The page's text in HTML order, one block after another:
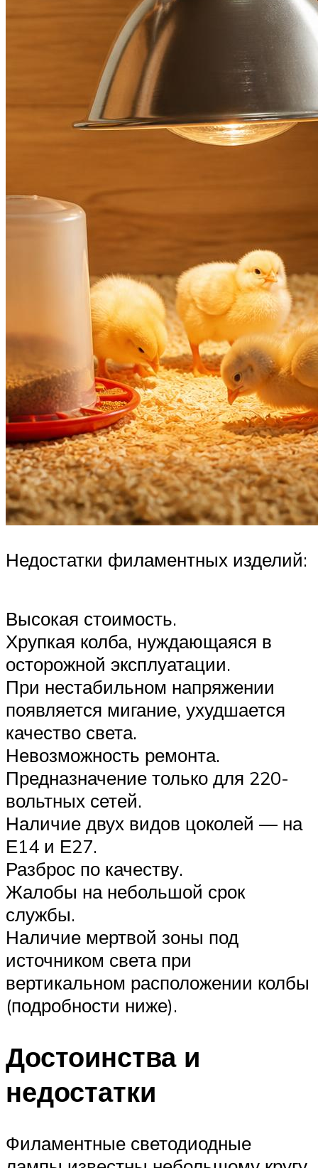
Недостатки филаментных изделий:
Высокая стоимость.
Хрупкая колба, нуждающаяся в
осторожной эксплуатации.
При нестабильном напряжении
появляется мигание, ухудшается
качество света.
Невозможность ремонта.
Предназначение только для 220-
вольтных сетей.
Наличие двух видов цоколей — на
Е14 и Е27.
Разброс по качеству.
Жалобы на небольшой срок
службы.
Наличие мертвой зоны под
источником света при
вертикальном расположении колбы
(подробности ниже).
Достоинства и
недостатки
Филаментные светодиодные